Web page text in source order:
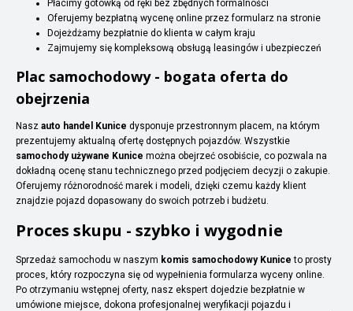
Płacimy gotówką od ręki bez zbędnych formalności
Oferujemy bezpłatną wycenę online przez formularz na stronie
Dojeżdżamy bezpłatnie do klienta w całym kraju
Zajmujemy się kompleksową obsługą leasingów i ubezpieczeń
Plac samochodowy - bogata oferta do
obejrzenia
Nasz auto handel Kunice dysponuje przestronnym placem, na którym
prezentujemy aktualną ofertę dostępnych pojazdów. Wszystkie
samochody używane Kunice można obejrzeć osobiście, co pozwala na
dokładną ocenę stanu technicznego przed podjęciem decyzji o zakupie.
Oferujemy różnorodność marek i modeli, dzięki czemu każdy klient
znajdzie pojazd dopasowany do swoich potrzeb i budżetu.
Proces skupu - szybko i wygodnie
Sprzedaż samochodu w naszym komis samochodowy Kunice to prosty
proces, który rozpoczyna się od wypełnienia formularza wyceny online.
Po otrzymaniu wstępnej oferty, nasz ekspert dojedzie bezpłatnie w
umówione miejsce, dokona profesjonalnej weryfikacji pojazdu i